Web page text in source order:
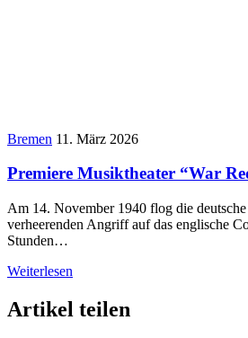
Bremen 11. März 2026
Premiere Musiktheater “War
Am 14. November 1940 flog die
verheerenden Angriff auf das englische
Stunden…
Weiterlesen
Artikel teilen